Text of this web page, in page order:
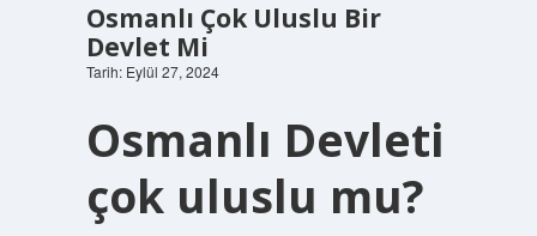
Osmanlı Çok Uluslu Bir
Devlet Mi
Tarih: Eylül 27, 2024
Osmanlı Devleti
çok uluslu mu?